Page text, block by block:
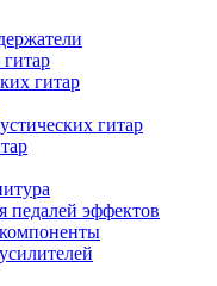
гитар
гитар
педалей эффектов